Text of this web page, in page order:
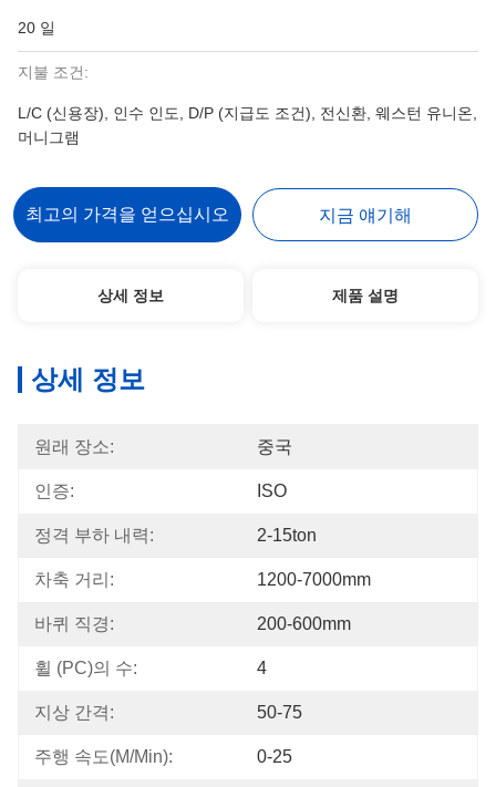
20 일
지불 조건:
L/C (신용장), 인수 인도, D/P (지급도 조건), 전신환, 웨스턴 유니온,
머니그램
최고의 가격을 얻으십시오 지금 얘기해
상세 정보 제품 설명
상세 정보
원래 장소: 중국
인증: ISO
정격 부하 내력: 2-15ton
차축 거리: 1200-7000mm
바퀴 직경: 200-600mm
휠 (PC)의 수: 4
지상 간격: 50-75
주행 속도(m/min): 0-25